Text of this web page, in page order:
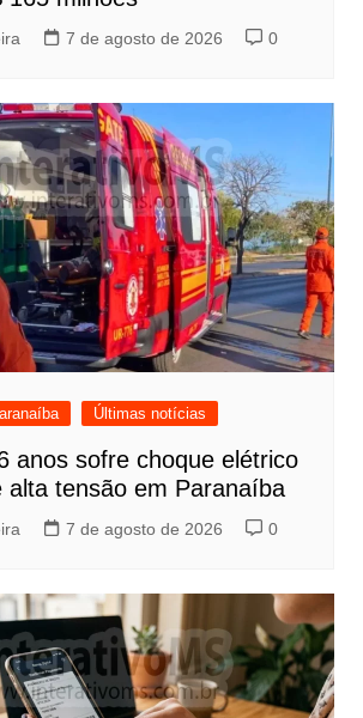
7 de agosto de 2026 0
Últimas notícias
anos sofre choque elétrico
alta tensão em Paranaíba
7 de agosto de 2026 0